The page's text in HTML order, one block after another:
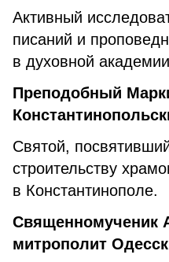
Активный
писаний и
в духовной
Преподобный
Святой,
строительству
в Константинополе.
Священномученик
митрополит